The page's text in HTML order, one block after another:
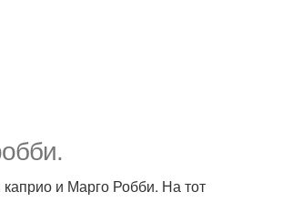
и Марго Робби. На тот